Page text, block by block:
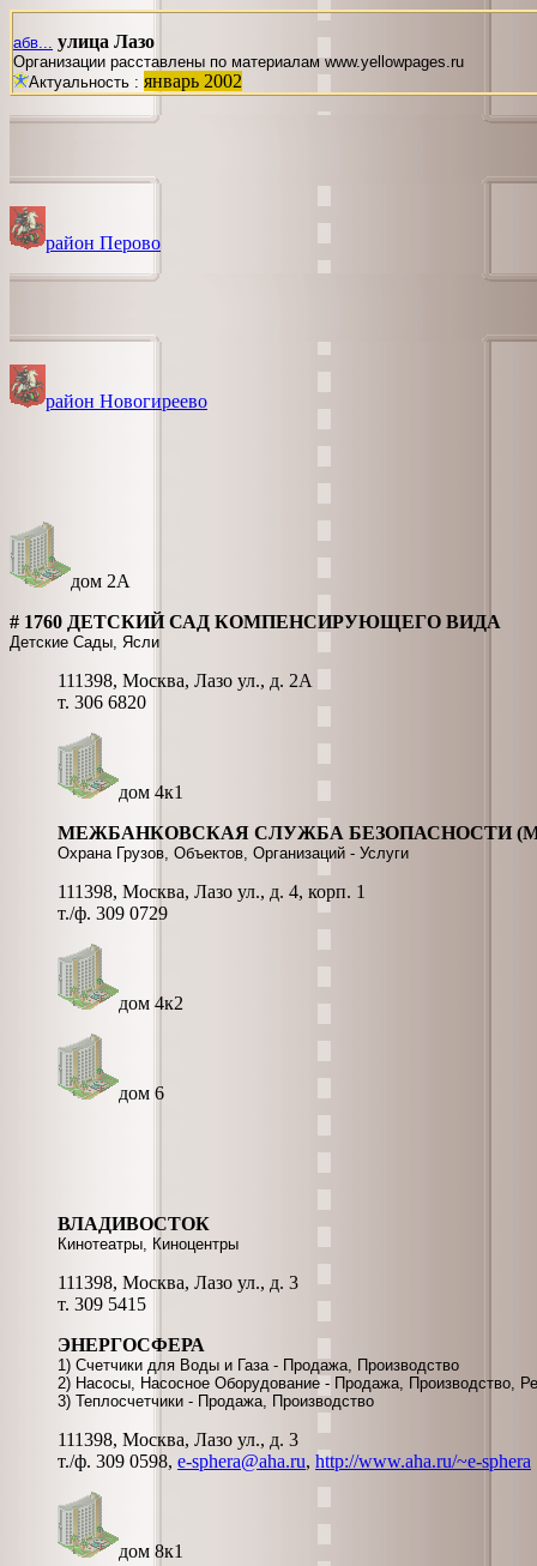
абв... улица Лазо
Организации расставлены по материалам www.yellowpages.ru
Актуальность : январь 2002
район Перово
район Новогиреево
дом 2А
# 1760 ДЕТСКИЙ САД КОМПЕНСИРУЮЩЕГО ВИДА
Детские Сады, Ясли
111398, Москва, Лазо ул., д. 2А
т. 306 6820
дом 4к1
МЕЖБАНКОВСКАЯ СЛУЖБА БЕЗОПАСНОСТИ
Охрана Грузов, Объектов, Организаций - Услуги
111398, Москва, Лазо ул., д. 4, корп. 1
т./ф. 309 0729
дом 4к2
дом 6
ВЛАДИВОСТОК
Кинотеатры, Киноцентры
111398, Москва, Лазо ул., д. 3
т. 309 5415
ЭНЕРГОСФЕРА
1) Счетчики для Воды и Газа - Продажа, Производство
2) Насосы, Насосное Оборудование - Продажа, Производство,
3) Теплосчетчики - Продажа, Производство
111398, Москва, Лазо ул., д. 3
т./ф. 309 0598, e-sphera@aha.ru, http://www.aha.ru/~e-sphera
дом 8к1